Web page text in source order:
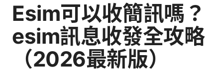
Esim可以收簡訊嗎？
esim訊息收發全攻略
（2026最新版）